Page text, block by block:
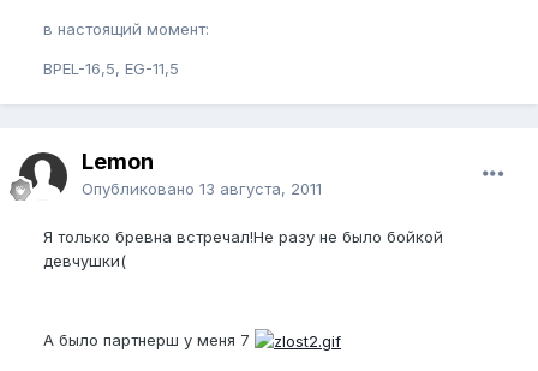
в настоящий момент:
BPEL-16,5, EG-11,5
Lemon
Опубликовано 13 августа, 2011
Я только бревна встречал!Не разу не было бойкой
девчушки(
А было партнерш у меня 7